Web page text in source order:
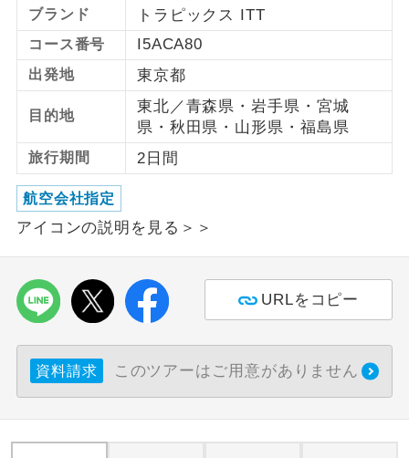
ブランド トラピックス ITT
コース番号 I5ACA80
出発地 東京都
目的地
東北／青森県・岩手県・宮城
県・秋田県・山形県・福島県
旅行期間 2日間
航空会社指定
アイコンの説明を見る＞＞
URLをコピー
資料請求 このツアーはご用意がありません
航空会社指定
利用航空会社が指定なので、ご出発の計
画にとても便利です。
ホテル指定
ご紹介するホテルを指定したコースで
す。
おひとり様バ
ス2席利用
おひとり様でバス席を2席利⽤できま
す。